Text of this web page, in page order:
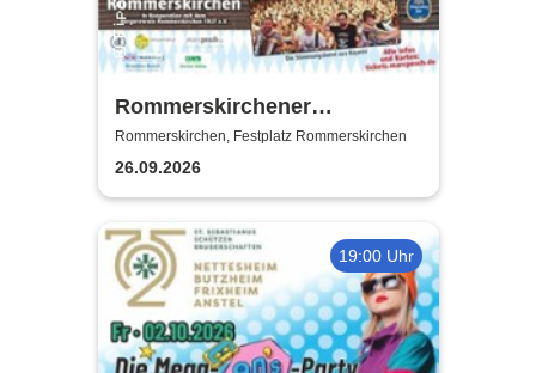
Rommerskirchener
Oktoberfest - Auf geht´s -
pack mas!
Rommerskirchen, Festplatz Rommerskirchen
26.09.2026
19:00 Uhr